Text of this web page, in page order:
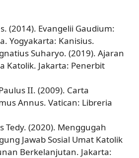
(2014). Evangelii Gaudium:
Yogyakarta: Kanisius.
Suharyo. (2019). Ajaran
Katolik. Jakarta: Penerbit
II. (2009). Carta
Annus. Vatican: Libreria
Tedy. (2020). Menggugah
Jawab Sosial Umat Katolik
Berkelanjutan. Jakarta: